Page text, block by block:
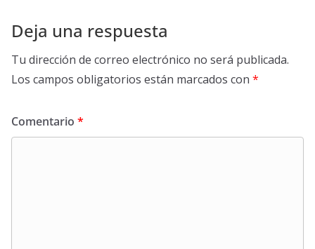
Deja una respuesta
Tu dirección de correo electrónico no será publicada.
Los campos obligatorios están marcados con *
Comentario *